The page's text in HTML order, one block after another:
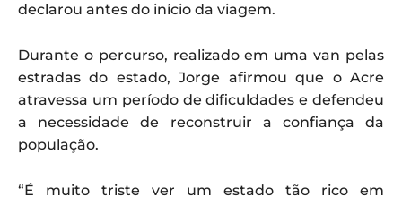
declarou antes do início da viagem.
Durante o percurso, realizado em uma van pelas
estradas do estado, Jorge afirmou que o Acre
atravessa um período de dificuldades e defendeu
a necessidade de reconstruir a confiança da
população.
“É muito triste ver um estado tão rico em